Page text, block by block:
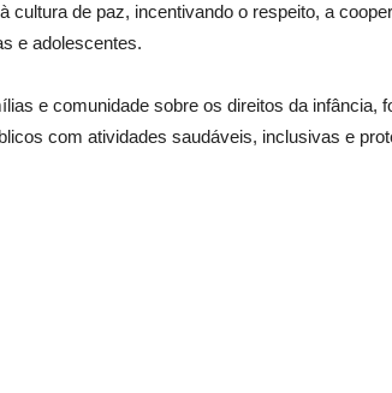
de paz, incentivando o respeito, a
e adolescentes.
e comunidade sobre os direitos da infância,
com atividades saudáveis, inclusivas e